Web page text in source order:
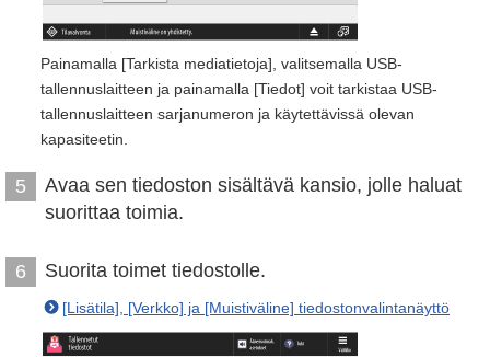
Painamalla [Tarkista mediatietoja], valitsemalla USB-
tallennuslaitteen ja painamalla [Tiedot] voit tarkistaa USB-
tallennuslaitteen sarjanumeron ja käytettävissä olevan
kapasiteetin.
5
Avaa sen tiedoston sisältävä kansio, jolle haluat
suorittaa toimia.
6 Suorita toimet tiedostolle.
[Lisätila], [Verkko] ja [Muistiväline] tiedostonvalintanäyttö